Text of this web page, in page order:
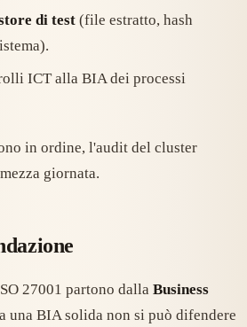
di test (file estratto, hash
ICT alla BIA dei processi
in ordine, l'audit del cluster
giornata.
27001 partono dalla Business
una BIA solida non si può difendere